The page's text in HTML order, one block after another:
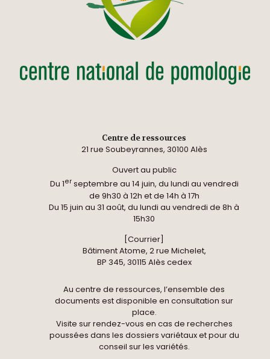
Centre de ressources
21 rue Soubeyrannes, 30100 Alès
Ouvert au public
Du 1erseptembre au 14 juin, du lundi au vendredi
de 9h30 à 12h et de 14h à 17h
Du 15 juin au 31 août, du lundi au vendredi de 8h à
15h30
[Courrier]
Bâtiment Atome, 2 rue Michelet,
BP 345, 30115 Alès cedex
Au centre de ressources, l’ensemble des
documents est disponible en consultation sur
place.
Visite sur rendez-vous en cas de recherches
poussées dans les dossiers variétaux et pour du
conseil sur les variétés.